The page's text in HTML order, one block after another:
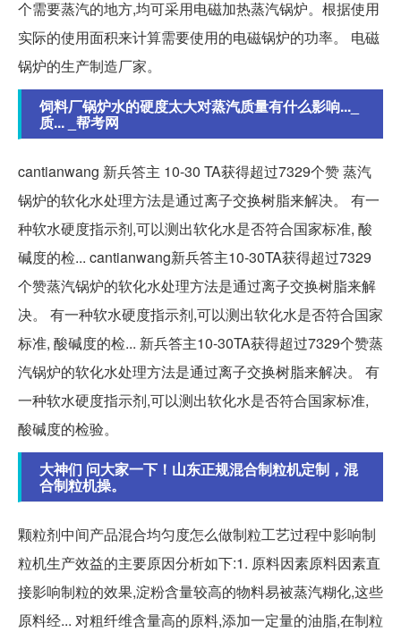
个需要蒸汽的地方,均可采用电磁加热蒸汽锅炉。根据使用
实际的使用面积来计算需要使用的电磁锅炉的功率。 电磁
锅炉的生产制造厂家。
饲料厂锅炉水的硬度太大对蒸汽质量有什么影响..._
质... _帮考网
cantianwang 新兵答主 10-30 TA获得超过7329个赞 蒸汽
锅炉的软化水处理方法是通过离子交换树脂来解决。 有一
种软水硬度指示剂,可以测出软化水是否符合国家标准, 酸
碱度的检... cantianwang新兵答主10-30TA获得超过7329
个赞蒸汽锅炉的软化水处理方法是通过离子交换树脂来解
决。 有一种软水硬度指示剂,可以测出软化水是否符合国家
标准, 酸碱度的检... 新兵答主10-30TA获得超过7329个赞蒸
汽锅炉的软化水处理方法是通过离子交换树脂来解决。 有
一种软水硬度指示剂,可以测出软化水是否符合国家标准,
酸碱度的检验。
大神们 问大家一下！山东正规混合制粒机定制，混
合制粒机操。
颗粒剂中间产品混合均匀度怎么做制粒工艺过程中影响制
粒机生产效益的主要原因分析如下:1. 原料因素原料因素直
接影响制粒的效果,淀粉含量较高的物料易被蒸汽糊化,这些
原料经... 对粗纤维含量高的原料,添加一定量的油脂,在制粒